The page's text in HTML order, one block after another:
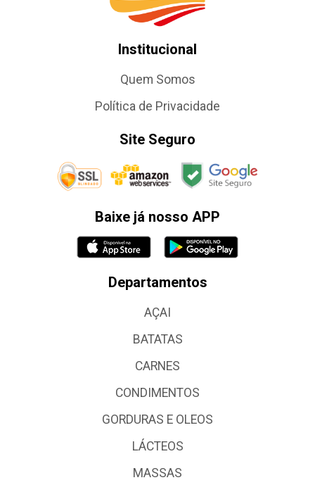
Institucional
Quem Somos
Política de Privacidade
Site Seguro
Baixe já nosso APP
Departamentos
AÇAI
BATATAS
CARNES
CONDIMENTOS
GORDURAS E OLEOS
LÁCTEOS
MASSAS